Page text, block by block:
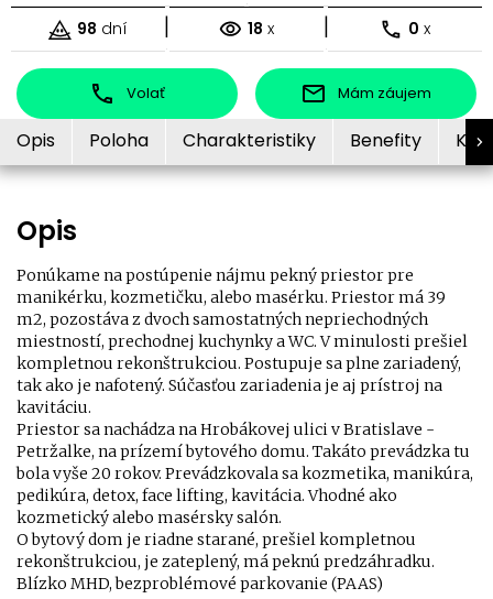
98 dní | 18 x | 0 x
Volať Mám záujem
Opis Poloha Charakteristiky Benefity
Opis
Ponúkame na postúpenie nájmu pekný priestor pre
manikérku, kozmetičku, alebo masérku. Priestor má 39
m2, pozostáva z dvoch samostatných nepriechodných
miestností, prechodnej kuchynky a WC. V minulosti prešiel
kompletnou rekonštrukciou. Postupuje sa plne zariadený,
tak ako je nafotený. Súčasťou zariadenia je aj prístroj na
kavitáciu.
Priestor sa nachádza na Hrobákovej ulici v Bratislave -
Petržalke, na prízemí bytového domu. Takáto prevádzka tu
bola vyše 20 rokov. Prevádzkovala sa kozmetika, manikúra,
pedikúra, detox, face lifting, kavitácia. Vhodné ako
kozmetický alebo masérsky salón.
O bytový dom je riadne starané, prešiel kompletnou
rekonštrukciou, je zateplený, má peknú predzáhradku.
Blízko MHD, bezproblémové parkovanie (PAAS)